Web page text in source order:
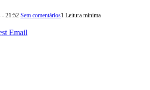
- 21:52 Sem comentários1 Leitura mínima
Email